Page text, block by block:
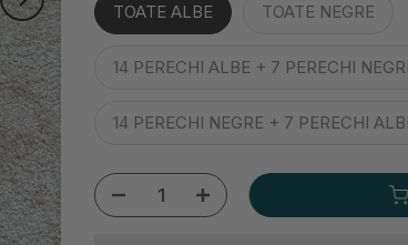
TOATE ALBE TOATE NEGRE
14 PERECHI ALBE + 7 PERECHI
14 PERECHI NEGRE + 7 PERECHI